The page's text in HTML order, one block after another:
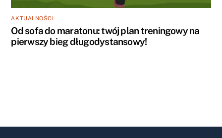
AKTUALNOŚCI
Od sofa do maratonu: twój plan treningowy na
pierwszy bieg długodystansowy!